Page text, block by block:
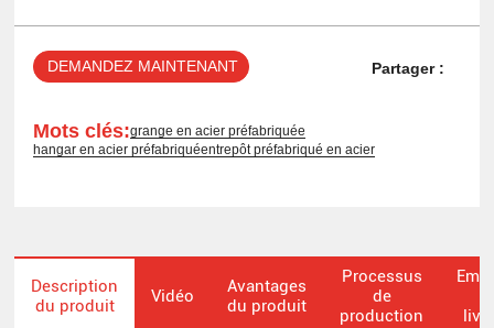
DEMANDEZ MAINTENANT Partager :
Mots clés:grange en acier préfabriquée
hangar en acier préfabriquéentrepôt préfabriqué en acier
Description
du produit
Vidéo
Avantages
du produit
Processus
de
production